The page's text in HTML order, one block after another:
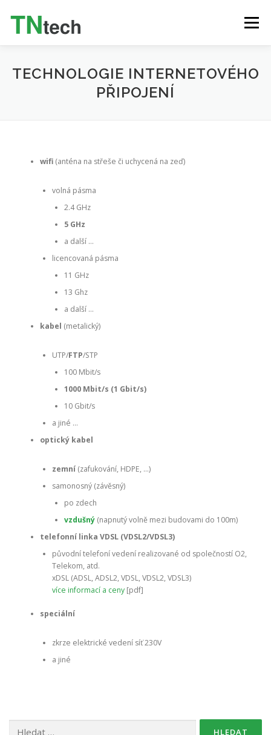
Menu
INTERNET TELEVIZE (IPTV) VOLÁNÍ
ZÁKAZNICKÝ PORTÁL ČEŠTINA
TECHNOLOGIE INTERNETOVÉHO
PŘIPOJENÍ
wifi(anténa na střeše či uchycená na zeď)
volná pásma
2.4 GHz
5 GHz
a další …
licencovaná pásma
11 GHz
13 Ghz
a další …
kabel (metalický)
UTP/FTP/STP
100 Mbit/s
1000 Mbit/s (1 Gbit/s)
10 Gbit/s
a jiné …
optický kabel
zemní(zafukování, HDPE, …)
samonosný (závěsný)
po zdech
vzdušný (napnutý volně mezi budovami do 100m)
telefonní linka VDSL (VDSL2/VDSL3)
původní telefoní vedení realizované od společností O2,
Telekom, atd.
xDSL (ADSL, ADSL2, VDSL, VDSL2, VDSL3)
více informací a ceny[pdf]
speciální
zkrze elektrické vedení síť 230V
a jiné